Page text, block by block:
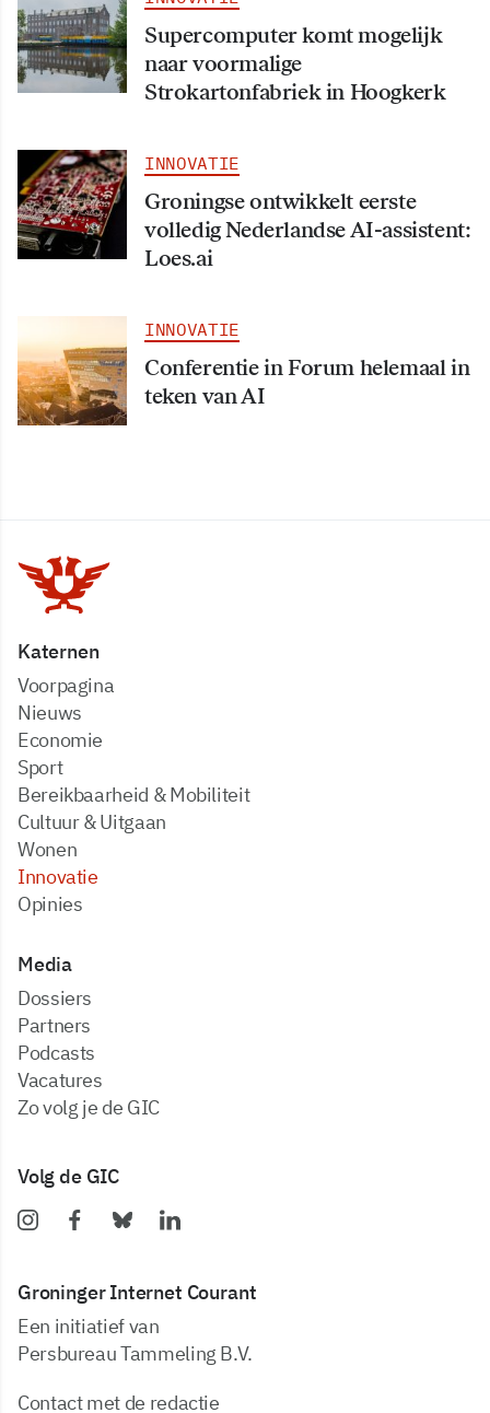
Supercomputer komt mogelijk
naar voormalige
Strokartonfabriek in Hoogkerk
INNOVATIE
Groningse ontwikkelt eerste
volledig Nederlandse AI-assistent:
Loes.ai
INNOVATIE
Conferentie in Forum helemaal in
teken van AI
Katernen
Voorpagina
Nieuws
Economie
Sport
Bereikbaarheid & Mobiliteit
Cultuur & Uitgaan
Wonen
Innovatie
Opinies
Media
dossiers
partners
podcasts
vacatures
zo volg je de GIC
Volg de GIC
Groninger Internet Courant
Een initiatief van
Persbureau Tammeling B.V.
Contact met de redactie